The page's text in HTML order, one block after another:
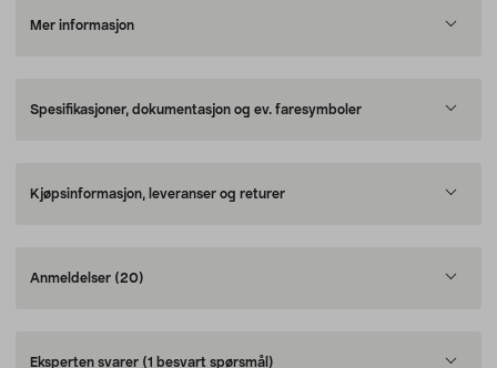
Mer informasjon
Spesifikasjoner, dokumentasjon og ev. faresymboler
Kjøpsinformasjon, leveranser og returer
Anmeldelser (20)
Eksperten svarer (1 besvart spørsmål)